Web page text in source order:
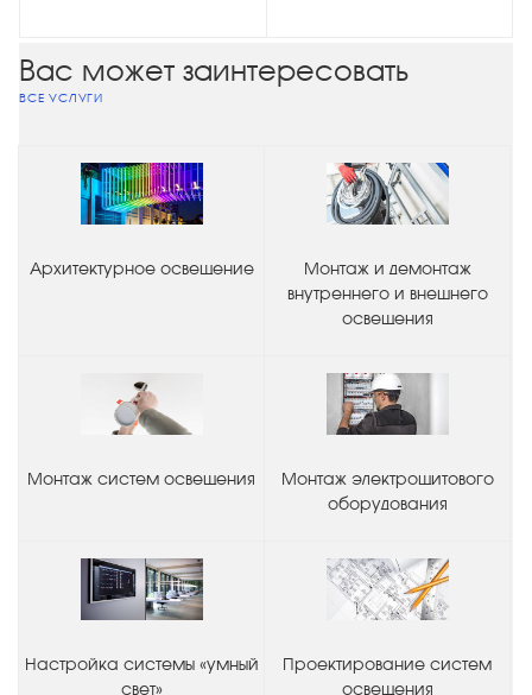
Вас может заинтересовать
ВСЕ УСЛУГИ
Архитектурное освещение
Монтаж и демонтаж
внутреннего и внешнего
освещения
Монтаж систем освещения
Монтаж электрощитового
оборудования
Настройка системы «умный
свет»
Проектирование систем
освещения